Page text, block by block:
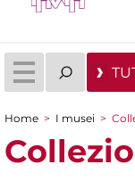
Tu sei qui
Home > I musei >